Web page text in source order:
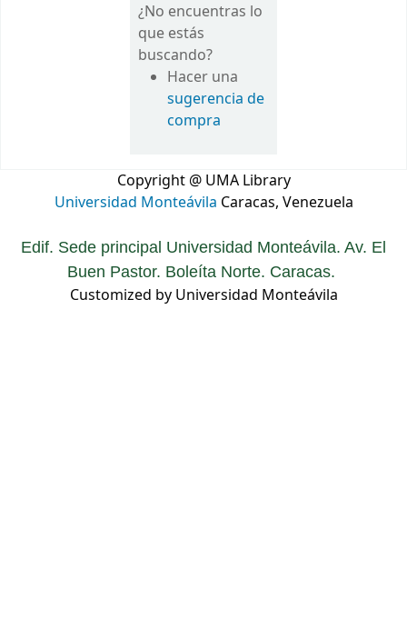
¿No encuentras lo
que estás
buscando?
Hacer una
sugerencia de
compra
Copyright @ UMA Library
Universidad Monteávila Caracas, Venezuela
Edif. Sede principal Universidad Monteávila. Av. El
Buen Pastor. Boleíta Norte. Caracas.
Customized by Universidad Monteávila